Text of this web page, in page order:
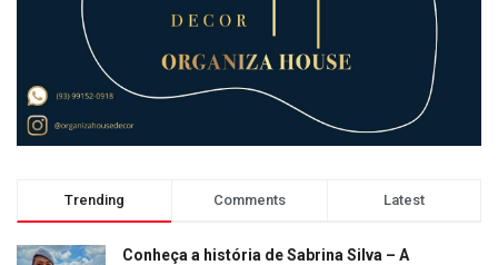
Trending Comments Latest
Conheça a história de Sabrina Silva – A